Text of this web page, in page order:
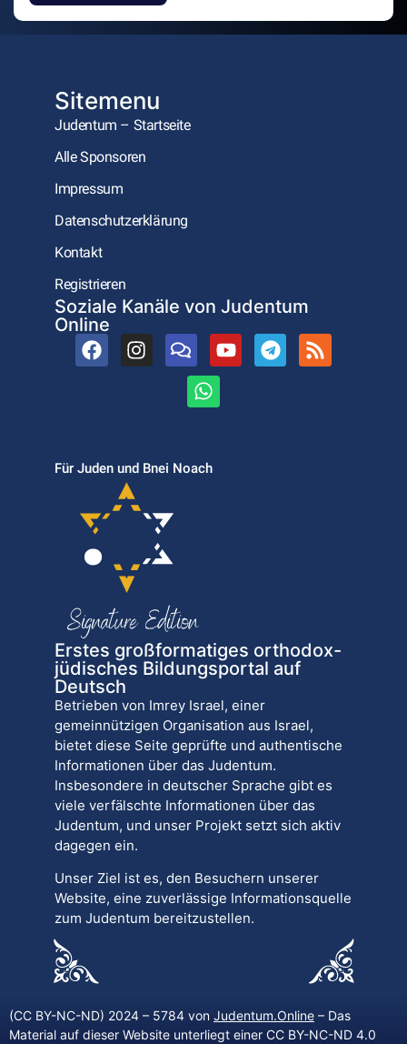
Sitemenu
Judentum – Startseite
Alle Sponsoren
Impressum
Datenschutzerklärung
Kontakt
Registrieren
Soziale Kanäle von Judentum
Online
Für Juden und Bnei Noach
Erstes großformatiges orthodox-
jüdisches Bildungsportal auf
Deutsch
Betrieben von Imrey Israel, einer
gemeinnützigen Organisation aus Israel,
bietet diese Seite geprüfte und authentische
Informationen über das Judentum.
Insbesondere in deutscher Sprache gibt es
viele verfälschte Informationen über das
Judentum, und unser Projekt setzt sich aktiv
dagegen ein.
Unser Ziel ist es, den Besuchern unserer
Website, eine zuverlässige Informationsquelle
zum Judentum bereitzustellen.
(CC BY-NC-ND) 2024 – 5784 von Judentum.Online – Das
Material auf dieser Website unterliegt einer CC BY-NC-ND 4.0